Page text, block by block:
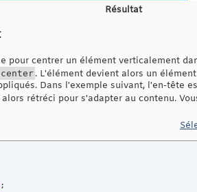
Résultat
pour centrer un élément verticalement
. L'élément devient alors un
Dans l'exemple suivant, l'en-tête
rétréci pour s'adapter au contenu.
;